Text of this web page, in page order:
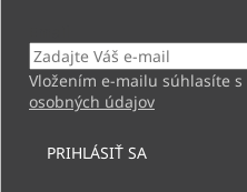
Vložením e-mailu súhlasíte s
osobných údajov
PRIHLÁSIŤ SA